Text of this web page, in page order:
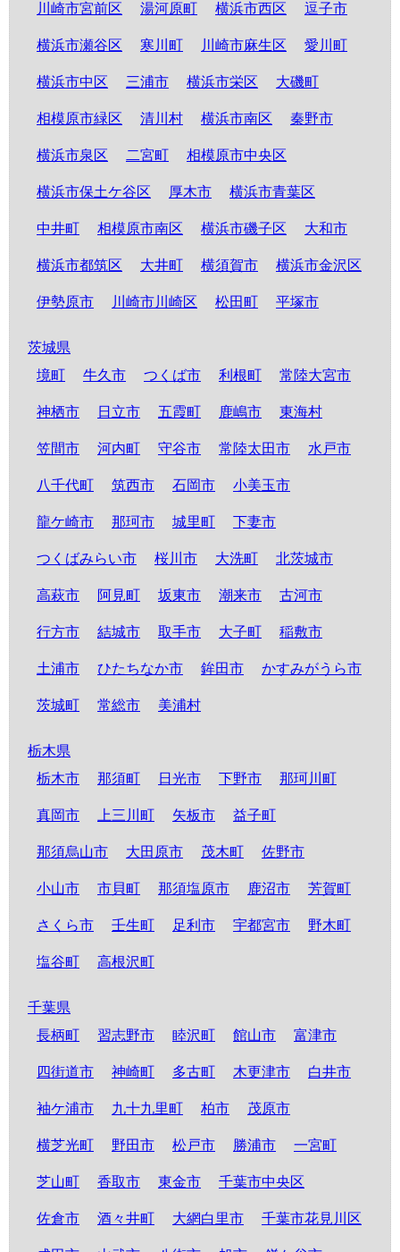
川崎市宮前区 湯河原町 横浜市西区 逗子市
横浜市瀬谷区 寒川町 川崎市麻生区 愛川町
横浜市中区 三浦市 横浜市栄区 大磯町
相模原市緑区 清川村 横浜市南区 秦野市
横浜市泉区 二宮町 相模原市中央区
横浜市保土ケ谷区 厚木市 横浜市青葉区
中井町 相模原市南区 横浜市磯子区 大和市
横浜市都筑区 大井町 横須賀市 横浜市金沢区
伊勢原市 川崎市川崎区 松田町 平塚市
茨城県
境町
牛久市 つくば市 利根町 常陸大宮市
神栖市 日立市 五霞町 鹿嶋市 東海村
笠間市 河内町 守谷市 常陸太田市 水戸市
八千代町 筑西市 石岡市 小美玉市
龍ケ崎市 那珂市 城里町 下妻市
つくばみらい市 桜川市 大洗町 北茨城市
高萩市 阿見町 坂東市 潮来市 古河市
行方市 結城市 取手市 大子町 稲敷市
土浦市 ひたちなか市 鉾田市 かすみがうら市
茨城町 常総市 美浦村
栃木県
栃木市
那須町 日光市 下野市 那珂川町
真岡市 上三川町 矢板市 益子町
那須烏山市 大田原市 茂木町 佐野市
小山市 市貝町 那須塩原市 鹿沼市 芳賀町
さくら市 壬生町 足利市 宇都宮市 野木町
塩谷町 高根沢町
千葉県
長柄町
習志野市 睦沢町 館山市 富津市
四街道市 神崎町 多古町 木更津市 白井市
袖ケ浦市 九十九里町 柏市 茂原市
横芝光町 野田市 松戸市 勝浦市 一宮町
芝山町 香取市 東金市 千葉市中央区
佐倉市 酒々井町 大網白里市 千葉市花見川区